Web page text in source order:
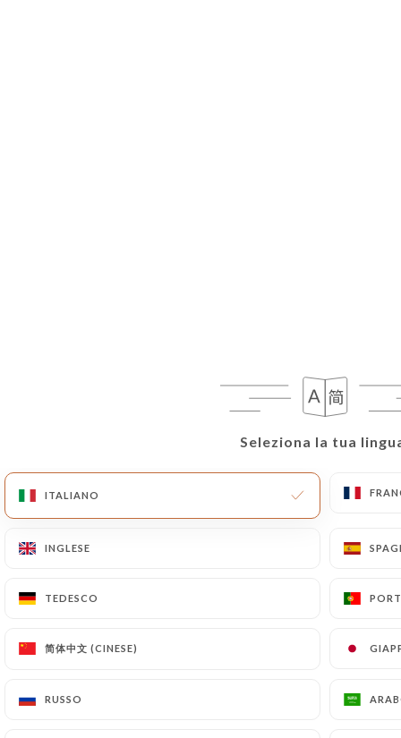
Seleziona la tua
ITALIANO
INGLESE
TEDESCO
简体中文 (CINESE)
RUSSO
Seleziona la tua
ITALIANO
INGLESE
TEDESCO
简体中文 (CINESE)
RUSSO